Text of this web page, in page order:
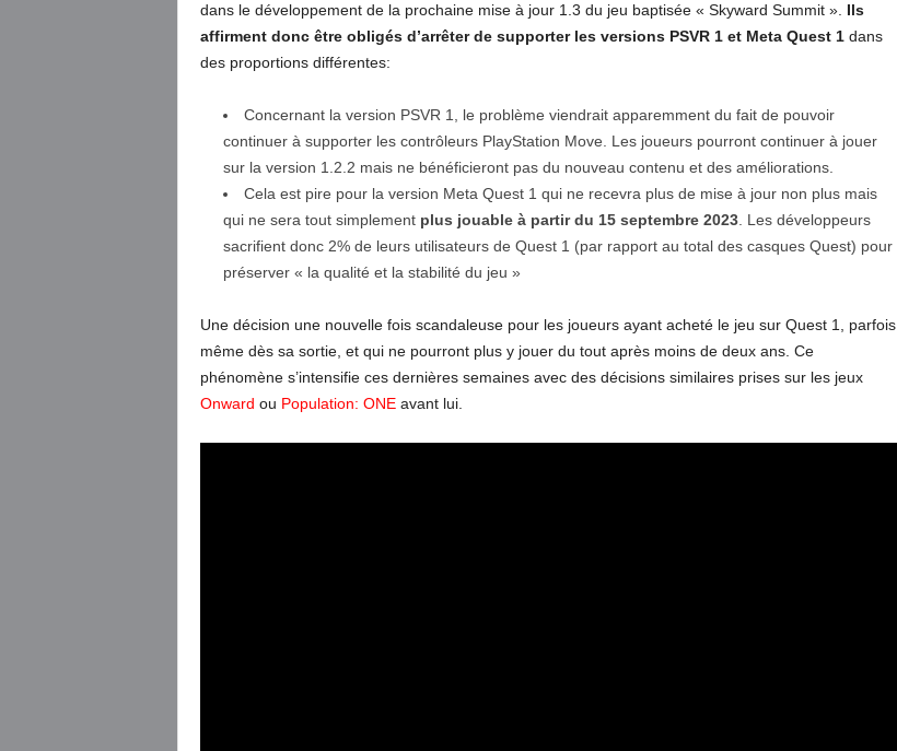
dans le développement de la prochaine mise à jour 1.3 du jeu baptisée « Skyward Summit ». Ils
affirment donc être obligés d’arrêter de supporter les versions PSVR 1 et Meta Quest 1dans
des proportions différentes:
Concernant la version PSVR 1, le problème viendrait apparemment du fait de pouvoir
continuer à supporter les contrôleurs PlayStation Move. Les joueurs pourront continuer à jouer
sur la version 1.2.2 mais ne bénéficieront pas du nouveau contenu et des améliorations.
Cela est pire pour la version Meta Quest 1 qui ne recevra plus de mise à jour non plus mais
qui ne sera tout simplement plus jouable à partir du 15 septembre 2023. Les développeurs
sacrifient donc 2% de leurs utilisateurs de Quest 1 (par rapport au total des casques Quest) pour
préserver « la qualité et la stabilité du jeu »
Une décision une nouvelle fois scandaleuse pour les joueurs ayant acheté le jeu sur Quest 1, parfois
même dès sa sortie, et qui ne pourront plus y jouer du tout après moins de deux ans. Ce
phénomène s’intensifie ces dernières semaines avec des décisions similaires prises sur les jeux
Onward ou Population: ONEavant lui.